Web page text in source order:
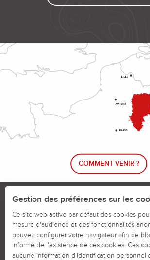
COMMENT VENIR ?
Le blog rando !
Calendrier des jours
Signaler un problème sur un
Politiques des Cookies
Gestion des préférences sur les
Ce site web active par défaut des cookies
mesure d'audience et des fonctionnalités
pouvez configurer votre navigateur afin de
informé de l'existence de ces cookies. Ces
aucune information d’identification